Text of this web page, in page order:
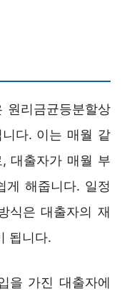
원리금균등분할상
다. 이는 매월 같
대출자가 매월 부
게 해줍니다. 일정
식은 대출자의 재
됩니다.
을 가진 대출자에